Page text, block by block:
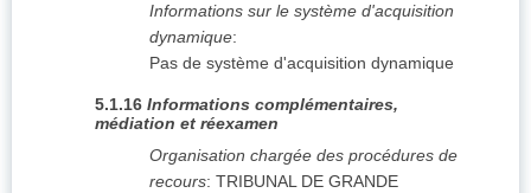
Informations sur le système d'acquisition
dynamique:
Pas de système d'acquisition dynamique
5.1.16 Informations complémentaires,
médiation et réexamen
Organisation chargée des procédures de
recours: TRIBUNAL DE GRANDE